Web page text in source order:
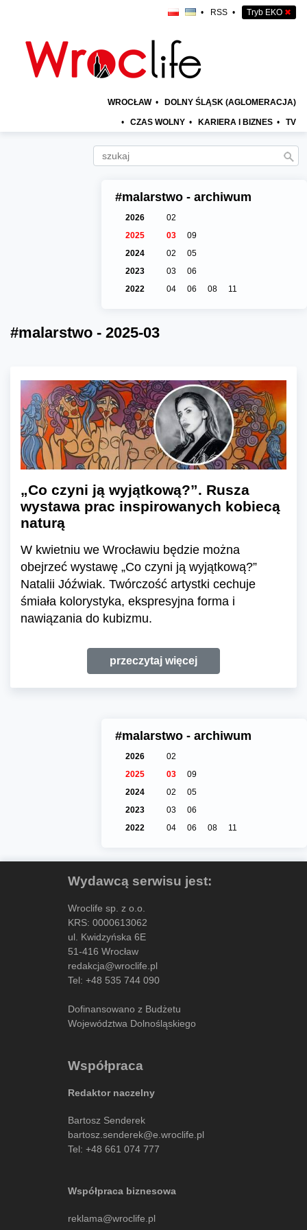
• RSS • Tryb EKO ✖
WROCŁAW • DOLNY ŚLĄSK (AGLOMERACJA)
• CZAS WOLNY • KARIERA I BIZNES • TV
#malarstwo - archiwum
2026
02
2025
03
09
2024
02
05
2023
03
06
2022
04 06 08 11
#malarstwo - 2025-03
„Co czyni ją wyjątkową?”. Rusza
wystawa prac inspirowanych kobiecą
naturą
W kwietniu we Wrocławiu będzie można
obejrzeć wystawę „Co czyni ją wyjątkową?”
Natalii Jóźwiak. Twórczość artystki cechuje
śmiała kolorystyka, ekspresyjna forma i
nawiązania do kubizmu.
przeczytaj więcej
#malarstwo - archiwum
2026
02
2025
03
09
2024
02
05
2023
03
06
2022
04 06 08 11
Wydawcą serwisu jest:
Wroclife sp. z o.o.
KRS: 0000613062
ul. Kwidzyńska 6E
51-416 Wrocław
redakcja@wroclife.pl
Tel: +48 535 744 090
Dofinansowano z Budżetu
Województwa Dolnośląskiego
Współpraca
Redaktor naczelny
Bartosz Senderek
bartosz.senderek@e.wroclife.pl
Tel: +48 661 074 777
Współpraca biznesowa
reklama@wroclife.pl